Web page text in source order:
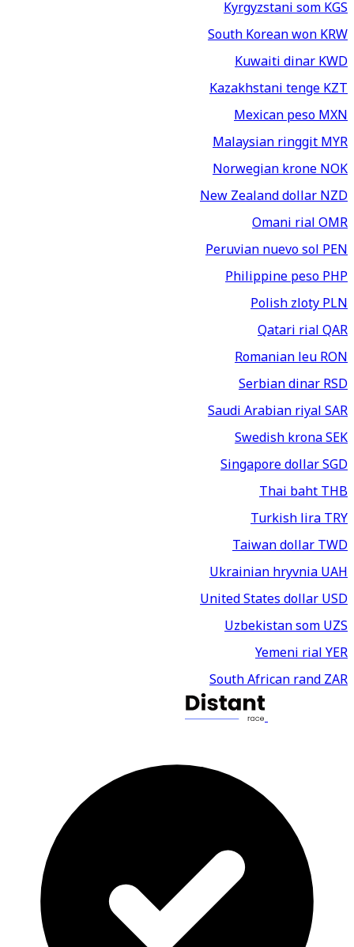
Kyrgyzstani somKGS
South Korean wonKRW
Kuwaiti dinarKWD
Kazakhstani tengeKZT
Mexican pesoMXN
Malaysian ringgitMYR
Norwegian kroneNOK
New Zealand dollarNZD
Omani rialOMR
Peruvian nuevo solPEN
Philippine pesoPHP
Polish zlotyPLN
Qatari rialQAR
Romanian leuRON
Serbian dinarRSD
Saudi Arabian riyalSAR
Swedish kronaSEK
Singapore dollarSGD
Thai bahtTHB
Turkish liraTRY
Taiwan dollarTWD
Ukrainian hryvniaUAH
United States dollarUSD
Uzbekistan somUZS
Yemeni rialYER
South African randZAR